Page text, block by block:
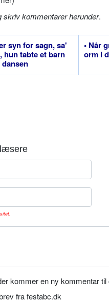
skriv kommentarer herunder.
syn for sagn, sa'
hun tabte et barn
• Når
orm i
kommer en ny kommentar til
fra festabc.dk